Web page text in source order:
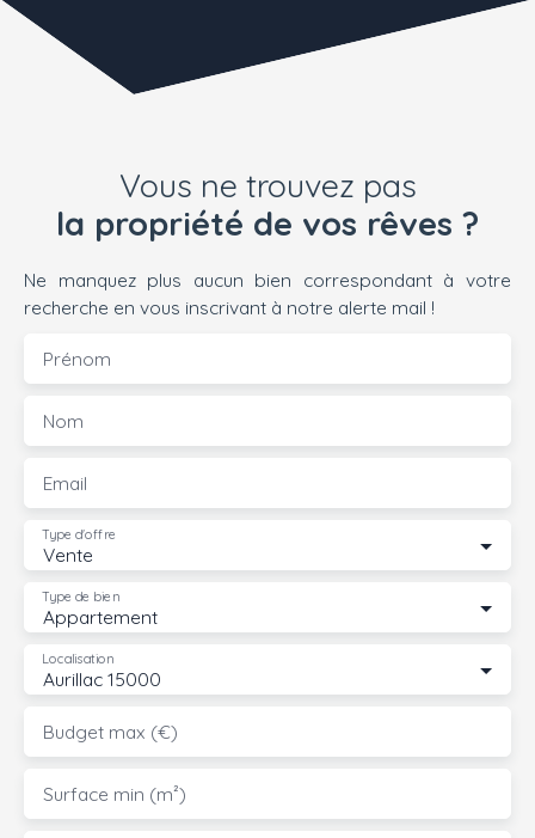
Vous ne trouvez pas
la propriété de vos rêves ?
Ne manquez plus aucun bien correspondant à votre
recherche en vous inscrivant à notre alerte mail !
Prénom
Nom
Email
Vente
Type d'offre
Appartement
Type de bien
Aurillac 15000
Localisation
Budget max (€)
Surface min (m²)